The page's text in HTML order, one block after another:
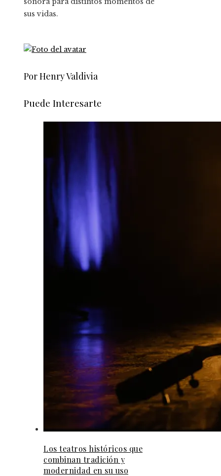
sus vidas.
Por Henry Valdivia
Puede Interesarte
Los teatros históricos que
combinan tradición y
modernidad en su uso